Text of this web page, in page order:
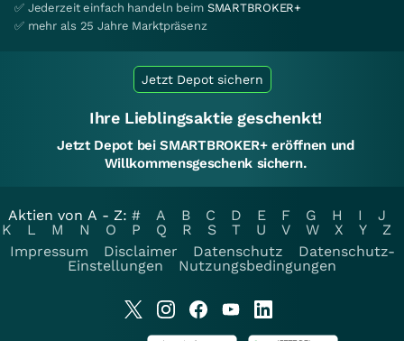
✅ Jederzeit einfach handeln beim SMARTBROKER+
✅ mehr als 25 Jahre Marktpräsenz
Jetzt Depot sichern
Ihre Lieblingsaktie geschenkt!
Jetzt Depot bei SMARTBROKER+ eröffnen und
Willkommensgeschenk sichern.
Aktien von A - Z: # A B C D E F G H I
J
K
L M N O P Q R S T U V W X Y
Z
Impressum
Disclaimer Datenschutz
Datenschutz-
Einstellungen
Nutzungsbedingungen